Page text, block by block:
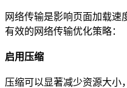
网络传输是影响页面加载速
有效的网络传输优化策略：
启用压缩
压缩可以显著减少资源大小